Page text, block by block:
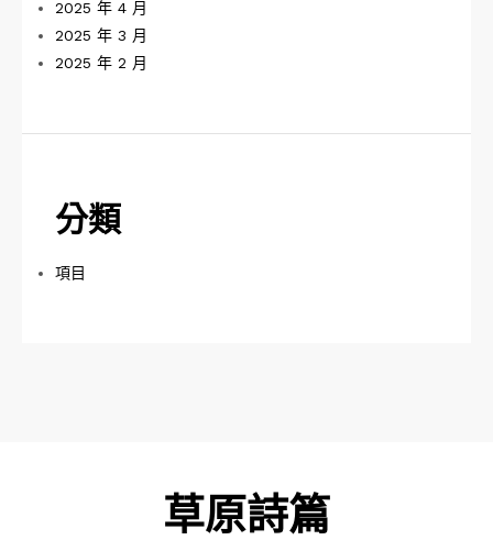
2025 年 4 月
2025 年 3 月
2025 年 2 月
分類
項目
草原詩篇